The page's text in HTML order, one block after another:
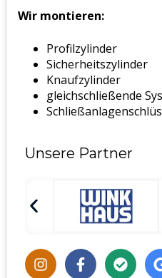
Wir montieren:
Profilzylinder
Sicherheitszylinder
Knaufzylinder
gleichschließende
Unsere Partner